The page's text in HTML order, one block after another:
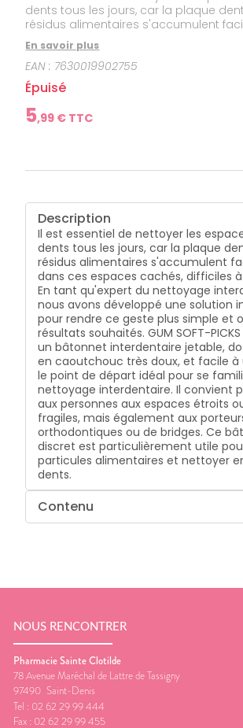
dents tous les jours, car la plaque
résidus alimentaires s'accumulent
ces espaces cachés, difficiles à
qu'expert du nettoyage interdentaire,
développé une solution innovante
geste plus simple et obtenir les
GUM SOFT-PICKS ORIGINAL est un
interdentaire jetable, doté de brins en
très doux, et facile à utiliser. Il est le
enlever les particules alimentaires et
les dents.
En savoir plus
EAN : 7630019902755
Épuisé
5,99 € TTC
Description
Il est essentiel de nettoyer les
dents tous les jours, car la plaque
résidus alimentaires s'accumulent
dans ces espaces cachés, difficiles
En tant qu'expert du nettoyage
nous avons développé une solution
pour rendre ce geste plus simple et
résultats souhaités. GUM SOFT-PICKS
un bâtonnet interdentaire jetable,
en caoutchouc très doux, et facile à
le point de départ idéal pour se
nettoyage interdentaire. Il convient
aux personnes aux espaces étroits
fragiles, mais également aux
orthodontiques ou de bridges. Ce
discret est particulièrement utile
particules alimentaires et nettoyer
dents.
Contenu
NOUS RENCONTRER
Pharmacie Sainte Clotilde
78 Avenue Maréchal de Lattre de Tassigny
97490 Saint-Denis
Tel : 02 62 29 99 444
Fax : 02 62 29 99 455